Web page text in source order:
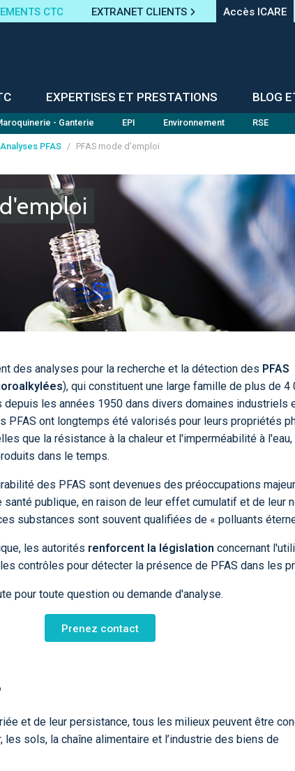
CTC EXTRANET CLIENTS Accès ICARE
EXPERTISES ET PRESTATIONS BLOG
- Ganterie EPI Environnement RSE
Analyses PFAS / PFAS mode d'emploi
des analyses pour la recherche et la détection des PFAS
), qui constituent une large famille de plus de 4
les années 1950 dans divers domaines industriels
PFAS ont longtemps été valorisés pour leurs propriétés
que la résistance à la chaleur et l'imperméabilité à l'eau,
dans le temps.
des PFAS sont devenues des préoccupations
publique, en raison de leur effet cumulatif et de leur
substances sont souvent qualifiées de « polluants
les autorités renforcent la législation concernant
contrôles pour détecter la présence de PFAS dans les
pour toute question ou demande d'analyse.
Prenez contact
et de leur persistance, tous les milieux peuvent être
les sols, la chaîne alimentaire et l’industrie des biens de